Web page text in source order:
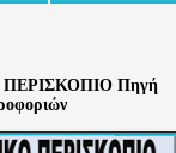
Πηγή